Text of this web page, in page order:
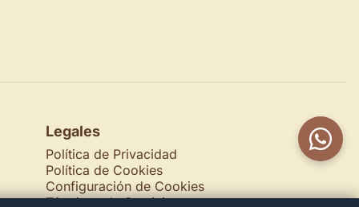
Legales
Política de Privacidad
Política de Cookies
Configuración de Cookies
Términos de Servicio